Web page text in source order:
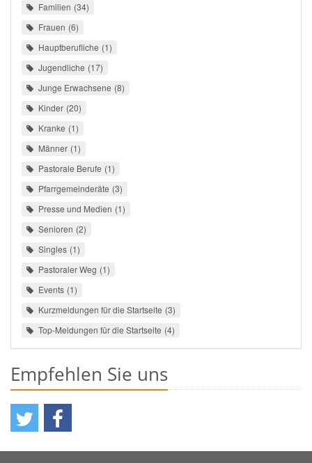
Familien 34
Frauen 6
Hauptberufliche 1
Jugendliche 17
Junge Erwachsene 8
Kinder 20
Kranke 1
Männer 1
Pastorale Berufe 1
Pfarrgemeinderäte 3
Presse und Medien 1
Senioren 2
Singles 1
Pastoraler Weg 1
Events 1
Kurzmeldungen für die Startseite 3
Top-Meldungen für die Startseite 4
Empfehlen Sie uns